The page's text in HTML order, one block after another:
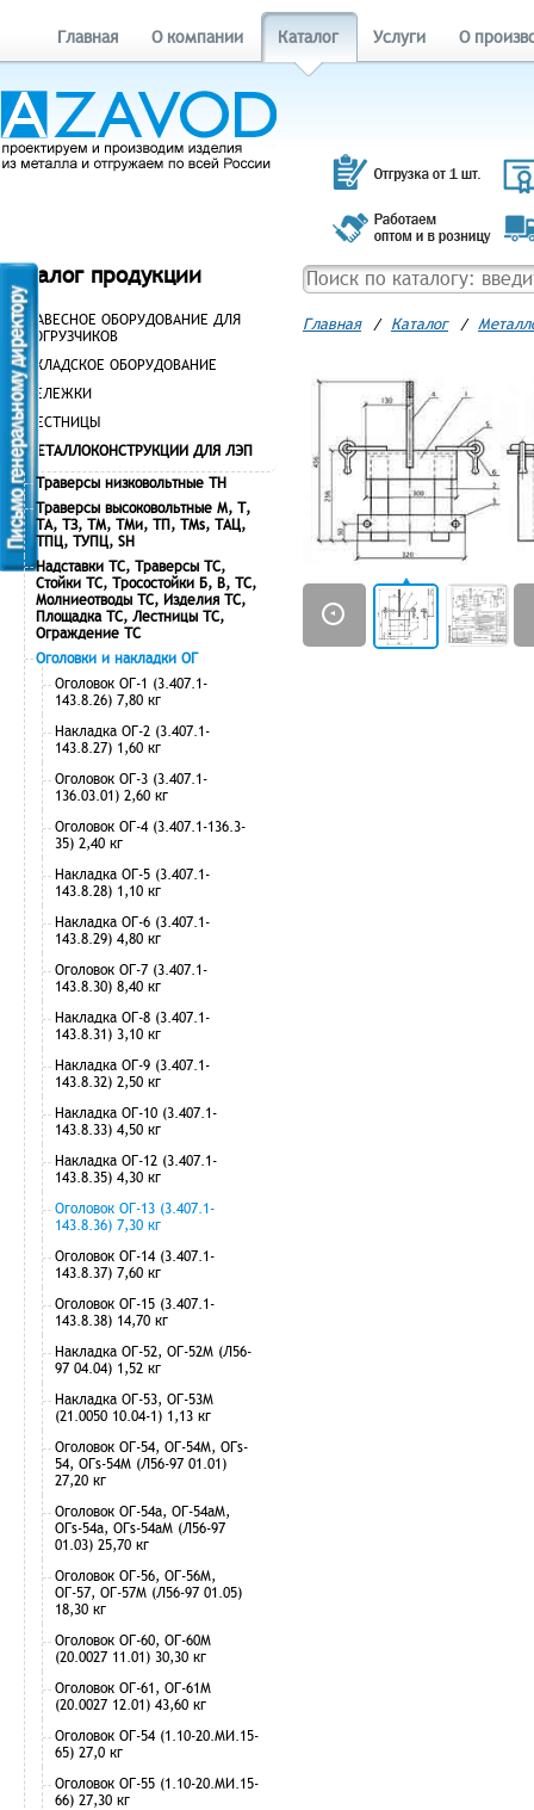
Главная О компании Каталог Услуги О
Каталог продукции
НАВЕСНОЕ ОБОРУДОВАНИЕ ДЛЯ
ПОГРУЗЧИКОВ
СКЛАДСКОЕ ОБОРУДОВАНИЕ
ТЕЛЕЖКИ
ЛЕСТНИЦЫ
МЕТАЛЛОКОНСТРУКЦИИ ДЛЯ ЛЭП
Траверсы низковольтные ТН
Траверсы высоковольтные М, Т,
ТА, ТЗ, ТМ, ТМи, ТП, ТМs, ТАЦ,
ТПЦ, ТУПЦ, SH
Надставки ТС, Траверсы ТС,
Стойки ТС, Тросостойки Б, В, ТС,
Молниеотводы ТС, Изделия ТС,
Площадка ТС, Лестницы ТС,
Ограждение ТС
Оголовки и накладки ОГ
Оголовок ОГ-1 (3.407.1-
143.8.26) 7,80 кг
Накладка ОГ-2 (3.407.1-
143.8.27) 1,60 кг
Оголовок ОГ-3 (3.407.1-
136.03.01) 2,60 кг
Оголовок ОГ-4 (3.407.1-136.3-
35) 2,40 кг
Накладка ОГ-5 (3.407.1-
143.8.28) 1,10 кг
Накладка ОГ-6 (3.407.1-
143.8.29) 4,80 кг
Оголовок ОГ-7 (3.407.1-
143.8.30) 8,40 кг
Накладка ОГ-8 (3.407.1-
143.8.31) 3,10 кг
Накладка ОГ-9 (3.407.1-
143.8.32) 2,50 кг
Накладка ОГ-10 (3.407.1-
143.8.33) 4,50 кг
Накладка ОГ-12 (3.407.1-
143.8.35) 4,30 кг
Оголовок ОГ-13 (3.407.1-
143.8.36) 7,30 кг
Оголовок ОГ-14 (3.407.1-
143.8.37) 7,60 кг
Оголовок ОГ-15 (3.407.1-
143.8.38) 14,70 кг
Накладка ОГ-52, ОГ-52М (Л56-
97 04.04) 1,52 кг
Накладка ОГ-53, ОГ-53М
(21.0050 10.04-1) 1,13 кг
Оголовок ОГ-54, ОГ-54М, ОГs-
54, ОГs-54М (Л56-97 01.01)
27,20 кг
Оголовок ОГ-54а, ОГ-54аМ,
ОГs-54а, ОГs-54аМ (Л56-97
01.03) 25,70 кг
Оголовок ОГ-56, ОГ-56М,
ОГ-57, ОГ-57М (Л56-97 01.05)
18,30 кг
Оголовок ОГ-60, ОГ-60М
(20.0027 11.01) 30,30 кг
Оголовок ОГ-61, ОГ-61М
(20.0027 12.01) 43,60 кг
Оголовок ОГ-54 (1.10-20.МИ.15-
65) 27,0 кг
Оголовок ОГ-55 (1.10-20.МИ.15-
66) 27,30 кг
Главная / Каталог /